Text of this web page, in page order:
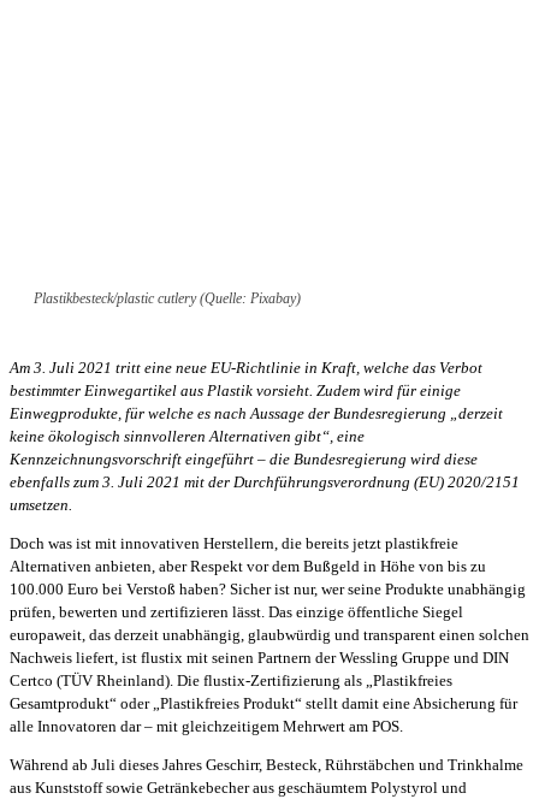
Plastikbesteck/plastic cutlery (Quelle: Pixabay)
Am 3. Juli 2021 tritt eine neue EU-Richtlinie in Kraft, welche das Verbot
bestimmter Einwegartikel aus Plastik vorsieht. Zudem wird für einige
Einwegprodukte, für welche es nach Aussage der Bundesregierung „derzeit
keine ökologisch sinnvolleren Alternativen gibt“, eine
Kennzeichnungsvorschrift eingeführt – die Bundesregierung wird diese
ebenfalls zum 3. Juli 2021 mit der Durchführungsverordnung (EU) 2020/2151
umsetzen.
Doch was ist mit innovativen Herstellern, die bereits jetzt plastikfreie
Alternativen anbieten, aber Respekt vor dem Bußgeld in Höhe von bis zu
100.000 Euro bei Verstoß haben? Sicher ist nur, wer seine Produkte unabhängig
prüfen, bewerten und zertifizieren lässt. Das einzige öffentliche Siegel
europaweit, das derzeit unabhängig, glaubwürdig und transparent einen solchen
Nachweis liefert, ist flustix mit seinen Partnern der Wessling Gruppe und DIN
Certco (TÜV Rheinland). Die flustix-Zertifizierung als „Plastikfreies
Gesamtprodukt“ oder „Plastikfreies Produkt“ stellt damit eine Absicherung für
alle Innovatoren dar – mit gleichzeitigem Mehrwert am POS.
Während ab Juli dieses Jahres Geschirr, Besteck, Rührstäbchen und Trinkhalme
aus Kunststoff sowie Getränkebecher aus geschäumtem Polystyrol und